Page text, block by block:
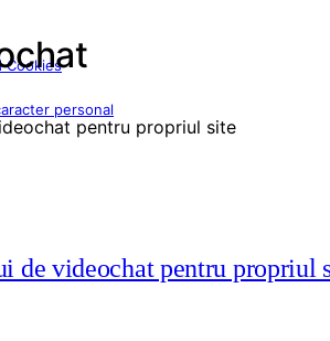
Cookies
personal
de videochat pentru propriul